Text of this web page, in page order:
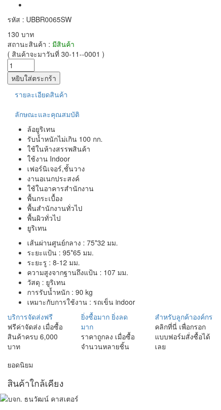
รหัส : UBBR0065SW
130 บาท
สถานะสินค้า : มีสินค้า
( สินค้าจะมาวันที่ 30-11--0001 )
รายละเอียดสินค้า
ลักษณะและคุณสมบัติ
ล้อยูริเทน
รับน้ำหนักไม่เกิน 100 กก.
ใช้ในห้างสรรพสินค้า
ใช้งาน Indoor
เฟอร์นิเจอร์,ชั้นวาง
งานอเนกประสงค์
ใช้ในอาคารสำนักงาน
พื้นกระเบื้อง
พื้นสำนักงานทั่วไป
พื้นผิวทั่วไป
ยูริเทน
เส้นผ่านศูนย์กลาง : 75*32 มม.
ระยะแป้น : 95*65 มม.
ระยะรู : 8-12 มม.
ความสูงจากฐานถึงแป้น : 107 มม.
วัสดุ : ยูริเทน
การรับน้ำหนัก : 90 kg
เหมาะกับการใช้งาน : รถเข็น indoor
บริการจัดส่งฟรี
ฟรีค่าจัดส่ง เมื่อซื้อ
สินค้าครบ 6,000
บาท
ยิ่งซื้อมาก ยิ่งลด
มาก
ราคาถูกลง เมื่อซื้อ
จำนวนหลายชิ้น
สำหรับลูกค้าองค์กร
คลิกที่นี่ เพื่อกรอก
แบบฟอร์มสั่งซื้อได้
เลย
ยอดนิยม
สินค้าใกล้เคียง